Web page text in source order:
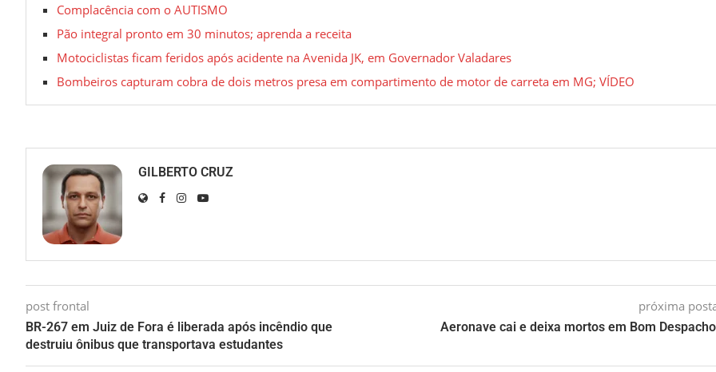
Complacência com o AUTISMO
Pão integral pronto em 30 minutos; aprenda a receita
Motociclistas ficam feridos após acidente na Avenida JK, em Governador Valadares
Bombeiros capturam cobra de dois metros presa em compartimento de motor de carreta em MG; VÍDEO
GILBERTO CRUZ
post frontal
BR-267 em Juiz de Fora é liberada após incêndio que
destruiu ônibus que transportava estudantes
próxima
Aeronave cai e deixa mortos em Bom